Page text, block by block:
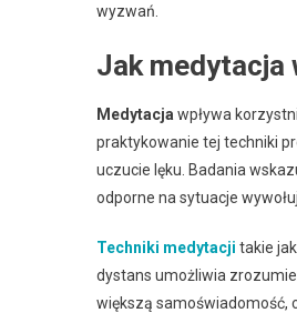
wyzwań.
Jak medytacja
Medytacja wpływa
praktykowanie tej techniki
uczucie lęku. Badania
odporne na sytuacje
Techniki medytacji takie jak
dystans umożliwia
większą samoświadomość,